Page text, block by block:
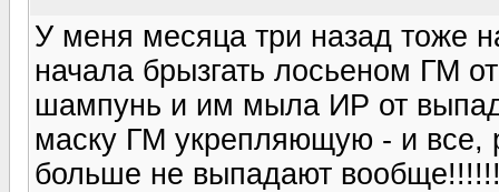
У меня месяца три назад тоже
начала брызгать лосьеном ГМ
шампунь и им мыла ИР от
маску ГМ укрепляющую - и все,
больше не выпадают